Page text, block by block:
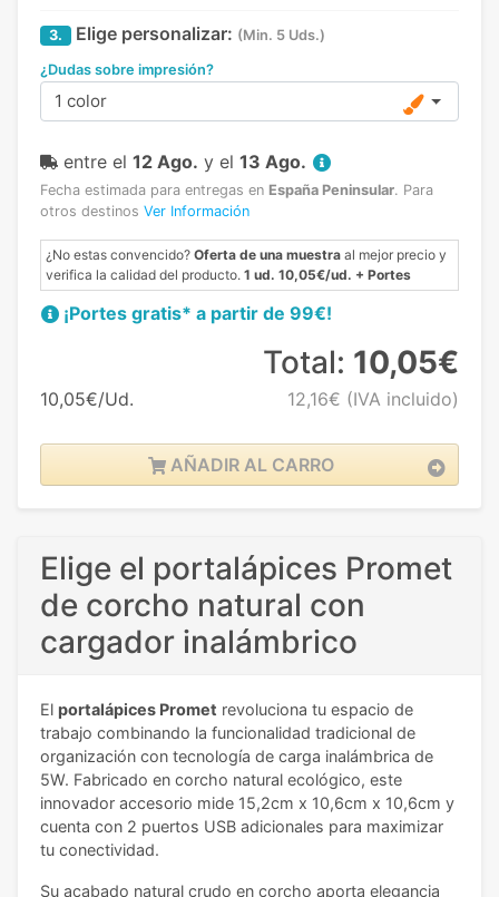
3. Elige personalizar: (Min. 5 Uds.)
¿Dudas sobre impresión?
1 color
entre el 12 Ago. y el 13 Ago.
Fecha estimada para entregas en España Peninsular. Para
otros destinos Ver Información
¿No estas convencido? Oferta de una muestra al mejor precio y
verifica la calidad del producto. 1 ud. 10,05€/ud. + Portes
¡Portes gratis* a partir de 99€!
10,05€/Ud.
Total: 10,05€
12,16€ (IVA incluido)
AÑADIR AL CARRO
Elige el portalápices Promet
de corcho natural con
cargador inalámbrico
El portalápices Promet revoluciona tu espacio de
trabajo combinando la funcionalidad tradicional de
organización con tecnología de carga inalámbrica de
5W. Fabricado en corcho natural ecológico, este
innovador accesorio mide 15,2cm x 10,6cm x 10,6cm y
cuenta con 2 puertos USB adicionales para maximizar
tu conectividad.
Su acabado natural crudo en corcho aporta elegancia